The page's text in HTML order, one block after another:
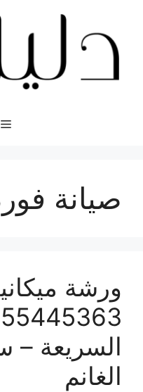
المحتوى
صيانة
ورشة
السريعة –
الغانم